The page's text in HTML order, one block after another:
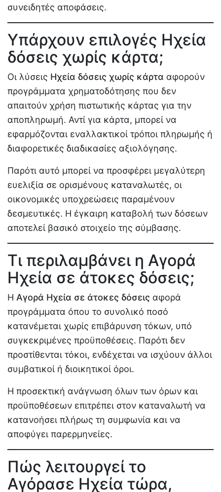
συνειδητές αποφάσεις.
Υπάρχουν επιλογές Ηχεία
δόσεις χωρίς κάρτα;
Οι λύσεις Ηχεία δόσεις χωρίς κάρτα αφορούν
προγράμματα χρηματοδότησης που δεν
απαιτούν χρήση πιστωτικής κάρτας για την
αποπληρωμή. Αντί για κάρτα, μπορεί να
εφαρμόζονται εναλλακτικοί τρόποι πληρωμής ή
διαφορετικές διαδικασίες αξιολόγησης.
Παρότι αυτό μπορεί να προσφέρει μεγαλύτερη
ευελιξία σε ορισμένους καταναλωτές, οι
οικονομικές υποχρεώσεις παραμένουν
δεσμευτικές. Η έγκαιρη καταβολή των δόσεων
αποτελεί βασικό στοιχείο της σύμβασης.
Τι περιλαμβάνει η Αγορά
Ηχεία σε άτοκες δόσεις;
Η Αγορά Ηχεία σε άτοκες δόσεις αφορά
προγράμματα όπου το συνολικό ποσό
κατανέμεται χωρίς επιβάρυνση τόκων, υπό
συγκεκριμένες προϋποθέσεις. Παρότι δεν
προστίθενται τόκοι, ενδέχεται να ισχύουν άλλοι
συμβατικοί ή διοικητικοί όροι.
Η προσεκτική ανάγνωση όλων των όρων και
προϋποθέσεων επιτρέπει στον καταναλωτή να
κατανοήσει πλήρως τη συμφωνία και να
αποφύγει παρερμηνείες.
Πώς λειτουργεί το
Αγόρασε Ηχεία τώρα,